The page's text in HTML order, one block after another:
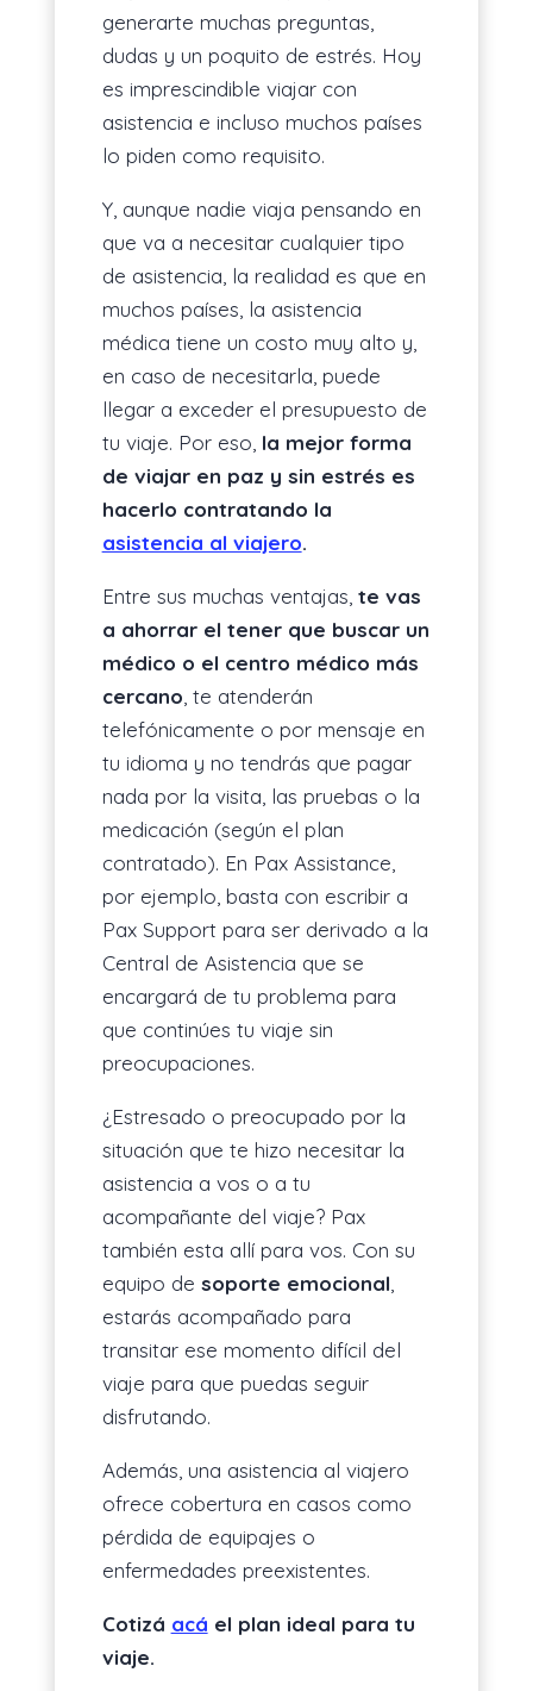
generarte muchas preguntas,
dudas y un poquito de estrés. Hoy
es imprescindible viajar con
asistencia e incluso muchos países
lo piden como requisito.
Y, aunque nadie viaja pensando en
que va a necesitar cualquier tipo
de asistencia, la realidad es que en
muchos países, la asistencia
médica tiene un costo muy alto y,
en caso de necesitarla, puede
llegar a exceder el presupuesto de
tu viaje. Por eso,la mejor forma
de viajar en paz y sin estrés es
hacerlo contratando la
asistencia al viajero.
Entre sus muchas ventajas, te vas
a ahorrar el tener que buscar un
médico o el centro médico más
cercano, te atenderán
telefónicamente o por mensaje en
tu idioma y no tendrás que pagar
nada por la visita, las pruebas o la
medicación (según el plan
contratado). En Pax Assistance,
por ejemplo, basta con escribir a
Pax Support para ser derivado a la
Central de Asistencia que se
encargará de tu problema para
que continúes tu viaje sin
preocupaciones.
¿Estresado o preocupado por la
situación que te hizo necesitar la
asistencia a vos o a tu
acompañante del viaje? Pax
también esta allí para vos. Con su
equipo de soporte emocional,
estarás acompañado para
transitar ese momento difícil del
viaje para que puedas seguir
disfrutando.
Además, una asistencia al viajero
ofrece cobertura en casos como
pérdida de equipajes o
enfermedades preexistentes.
Cotizá acá el plan ideal para tu
viaje.